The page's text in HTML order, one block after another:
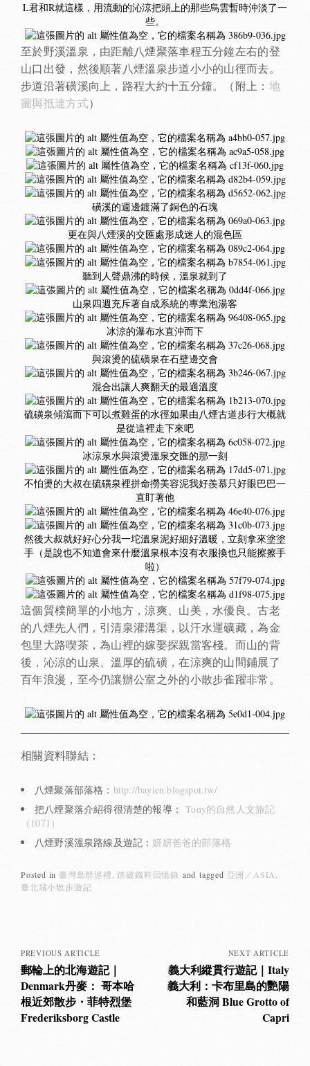
L君和R就這樣，用流動的沁涼把頭上的那些烏雲暫時沖淡了一
些。
至於野溪溫泉，由距離八煙聚落車程五分鐘左右的登
山口出發，然後順著八煙溫泉步道小小的山徑而去。
步道沿著磺溪向上，路程大約十五分鐘。（附上： 地
圖與抵達方式）
磺溪的週邊鍍滿了銅色的石塊
更在與八煙溪的交匯處形成迷人的混色區
聽到人聲鼎沸的時候，溫泉就到了
山泉四週充斥著自成系統的專業泡湯客
冰涼的瀑布水直沖而下
與滾燙的硫磺泉在石壁邊交會
混合出讓人爽翻天的最適溫度
硫磺泉傾瀉而下可以煮雞蛋的水徑如果由八煙古道步行大概就
是從這裡走下來吧
冰涼泉水與滾燙溫泉交匯的那一刻
不怕燙的大叔在硫磺泉裡拼命撈美容泥我好羨慕只好眼巴巴一
直盯著他
然後大叔就好好心分我一坨溫泉泥好細好溫暖，立刻拿來塗塗
手（是說也不知道會來什麼溫泉根本沒有衣服換也只能擦擦手
啦）
這個質樸簡單的小地方，涼爽、山美，水優良。古老
的八煙先人們，引清泉灌溝渠，以汗水運礦藏，為金
包里大路喫茶，為山裡的嫁娶探親當客棧。而山的背
後，沁涼的山泉、溫厚的硫磺，在涼爽的山間鋪展了
百年浪漫，至今仍讓辦公室之外的小散步雀躍非常。
相關資料聯結：
八煙聚落部落格： http://bayien.blogspot.tw/
把八煙聚落介紹得很清楚的報導：Tony的自然人文旅記
（1071）
八煙野溪溫泉路線及遊記： 妍妍爸爸的部落格
Posted in 臺灣島群巡禮 踏破鐵鞋回憶錄 andtagged 亞洲／ASIA
臺北城小散步遊記
PREVIOUS ARTICLE
郵輪上的北海遊記｜
Denmark丹麥： 哥本哈
根近郊散步・菲特烈堡
Frederiksborg Castle
NEXT ARTICLE
義大利縱貫行遊記｜Italy
義大利：卡布里島的艷陽
和藍洞 Blue Grotto of
Capri